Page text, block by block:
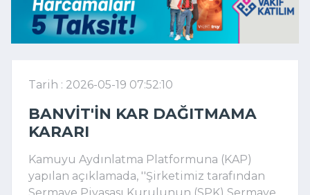
Tarih : 2026-05-19 07:52:10
BANVIT'IN KAR DAĞITMAMA
KARARI
Kamuyu Aydınlatma Platformuna (KAP)
yapılan açıklamada, ''Şirketimiz tarafından